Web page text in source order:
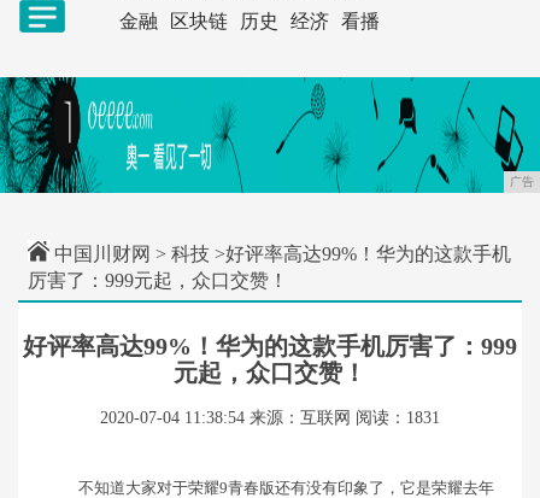
金融
区块链 历史 经济 看播
广告
中国川财网 > 科技 >好评率高达99%！华为的这款手机
厉害了：999元起，众口交赞！
好评率高达99%！华为的这款手机厉害了：999
元起，众口交赞！
2020-07-04 11:38:54 来源：互联网 阅读：1831
不知道大家对于荣耀9青春版还有没有印象了，它是荣耀去年